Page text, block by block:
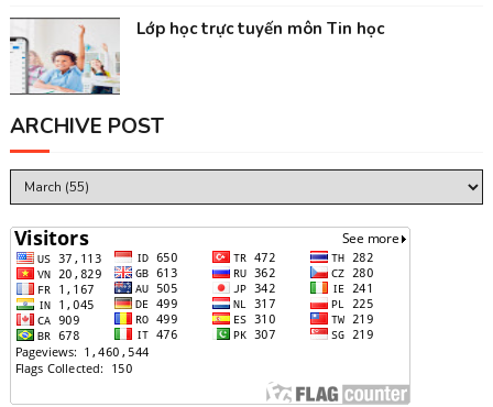
Lớp học trực tuyến môn Tin học
ARCHIVE POST